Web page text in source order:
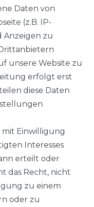
Fit - Herren
Hemd
UVP 49,99 €
Versandkosten
Daten von
(z.B. IP-
Anzeigen zu
unsere Website zu
erfolgt erst
diese Daten
Einwilligung
Interesses
erteilt oder
das Recht, nicht
zu einem
oder zu